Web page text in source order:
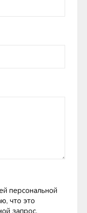
персональной
что это